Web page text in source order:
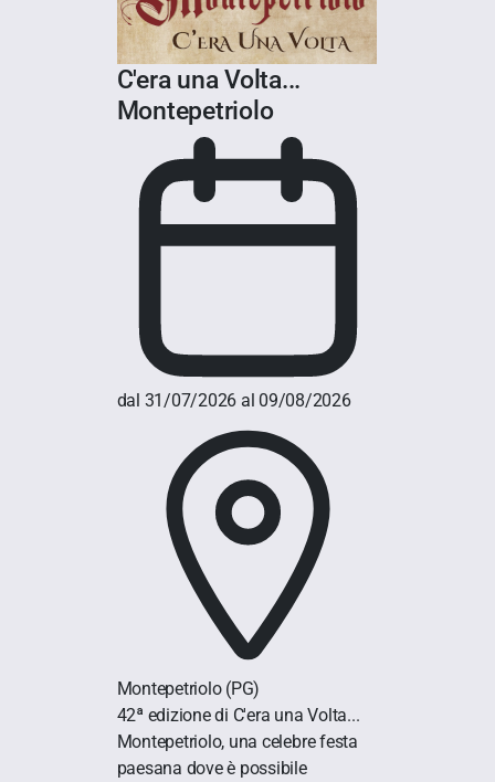
C'era una Volta...
Montepetriolo
dal 31/07/2026 al 09/08/2026
Montepetriolo (PG)
42ª edizione di C'era una Volta...
Montepetriolo, una celebre festa
paesana dove è possibile